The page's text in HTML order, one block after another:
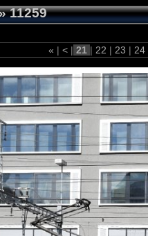
11259
« | < | 21 | 22 | 23 | 24